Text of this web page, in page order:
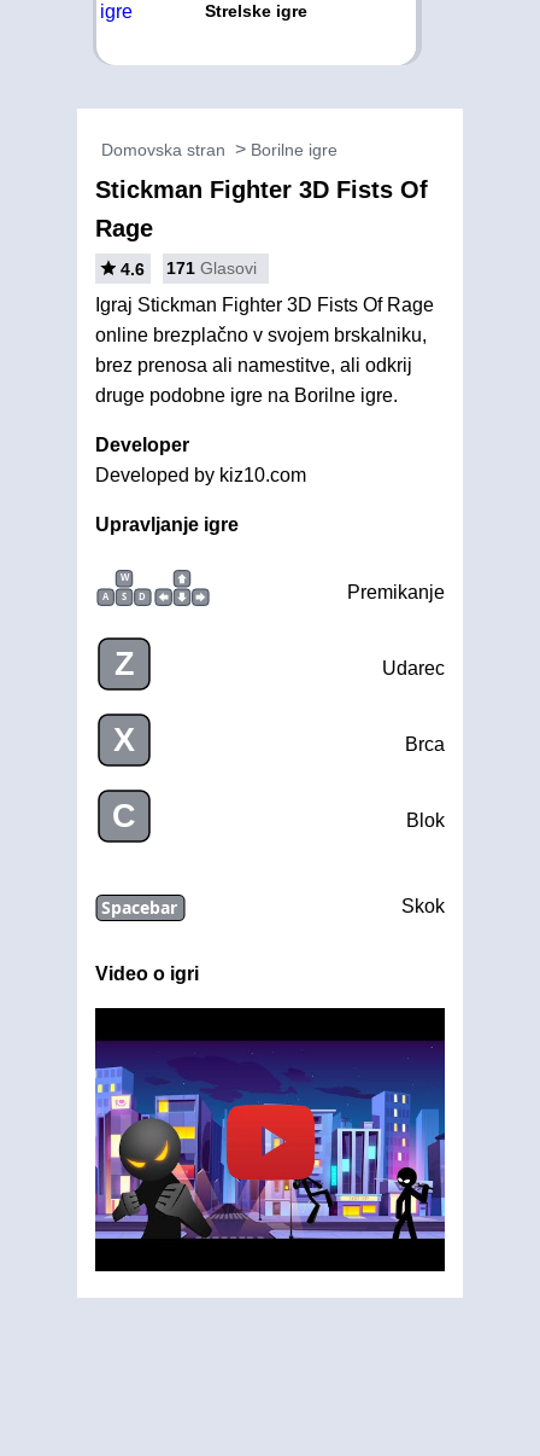
Strelske igre
Domovska stran Borilne igre
Stickman Fighter 3D Fists Of
Rage
4.6 171 Glasovi
Igraj Stickman Fighter 3D Fists Of Rage
online brezplačno v svojem brskalniku,
brez prenosa ali namestitve, ali odkrij
druge podobne igre na Borilne igre.
Developer
Developed by kiz10.com
Upravljanje igre
W
A
S D Premikanje
Z Udarec
X Brca
C Blok
Spacebar Skok
Video o igri